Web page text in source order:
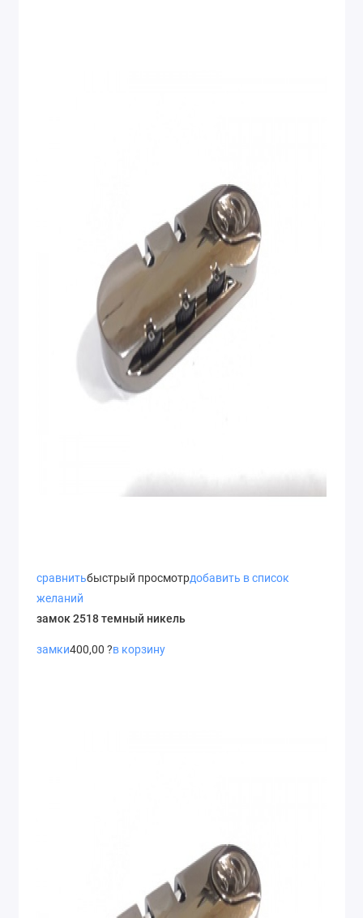
сравнитьбыстрый просмотрдобавить в список
желаний
замок 2518 темный никель
замки400,00 ?в корзину